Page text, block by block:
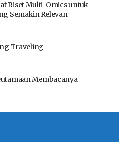
Riset Multi-Omics untuk
Semakin Relevan
Traveling
Membacanya